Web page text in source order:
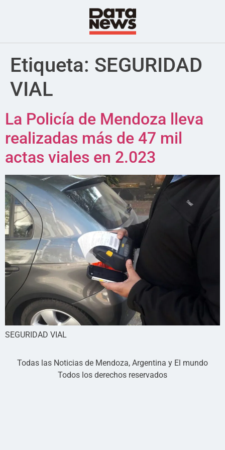
Etiqueta: SEGURIDAD
VIAL
La Policía de Mendoza lleva
realizadas más de 47 mil
actas viales en 2.023
SEGURIDAD VIAL
Todas las Noticias de Mendoza, Argentina y El mundo
Todos los derechos reservados